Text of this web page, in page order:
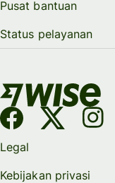
Pusat bantuan
Status pelayanan
Legal
Kebijakan privasi